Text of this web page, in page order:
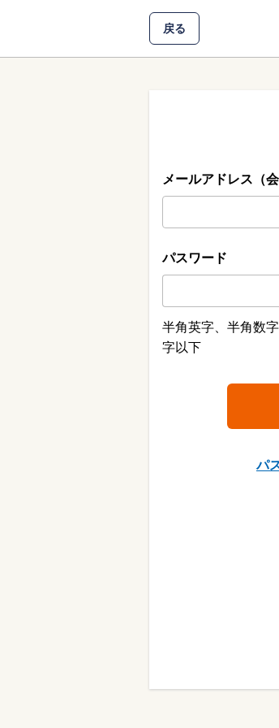
戻る
メールアドレス（会
パスワード
半角英字、半角数
字以下
パ